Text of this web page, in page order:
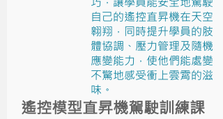
自己的遙控直昇機在天空
翱翔，同時提升學員的肢
體協調、壓力管理及隨機
應變能力，使他們能處變
不驚地感受衝上雲霄的滋
味。
遙控模型直昇機駕駛訓練課